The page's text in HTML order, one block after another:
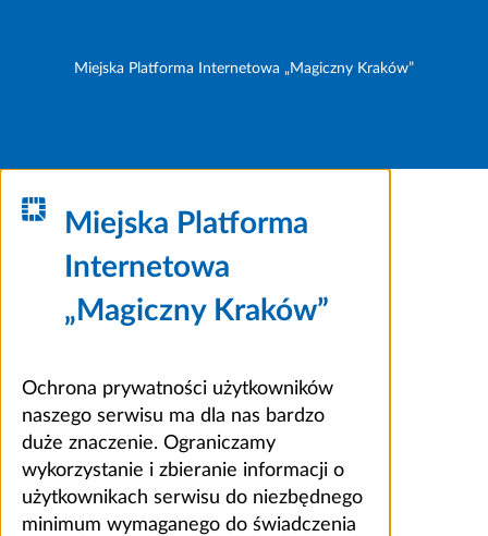
Miejska Platforma Internetowa „Magiczny Kraków”
Miejska Platforma
Internetowa
„Magiczny Kraków”
Ochrona prywatności użytkowników
naszego serwisu ma dla nas bardzo
duże znaczenie. Ograniczamy
wykorzystanie i zbieranie informacji o
użytkownikach serwisu do niezbędnego
minimum wymaganego do świadczenia